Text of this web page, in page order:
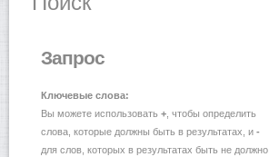
Запрос
Ключевые слова:
Вы можете использовать + , чтобы определить
слова, которые должны быть в результатах, и -
для слов, которых в результатах быть не должно.